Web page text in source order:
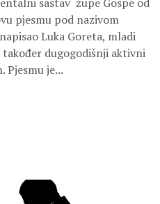
pjesmu pod nazivom
Luka Goreta, mladi
dugogodišnji aktivni
Pjesmu je...